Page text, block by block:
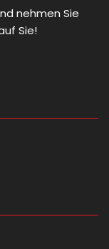
nehmen Sie
Sie!